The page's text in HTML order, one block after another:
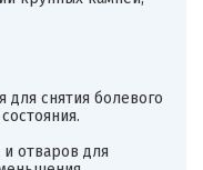
для снятия болевого
отваров для